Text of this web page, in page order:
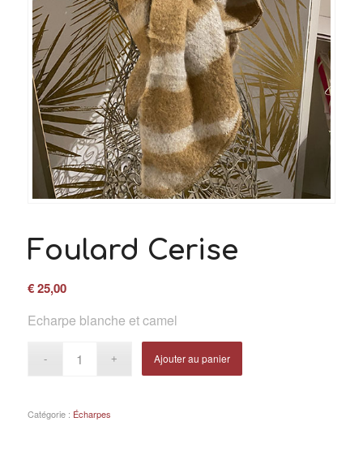
Foulard Cerise
€25,00
Echarpe blanche et camel
Ajouter au panier
Catégorie : Écharpes